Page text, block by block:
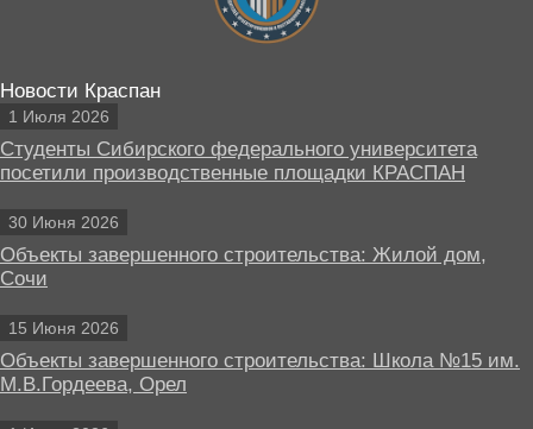
Новости Краспан
1 Июля 2026
Студенты Сибирского федерального университета
посетили производственные площадки КРАСПАН
30 Июня 2026
Объекты завершенного строительства: Жилой дом,
Сочи
15 Июня 2026
Объекты завершенного строительства: Школа №15 им.
М.В.Гордеева, Орел